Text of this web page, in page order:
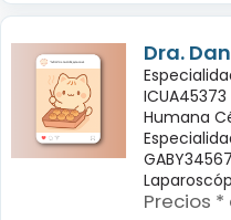
Dra.
ICUA45373
Humana
Precios